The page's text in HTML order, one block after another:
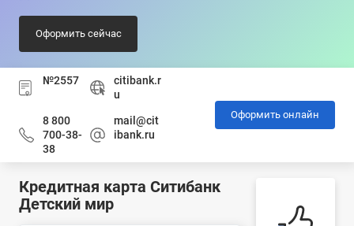
Оформить сейчас
№2557
citibank.r
u
8 800
700-38-
38
mail@cit
ibank.ru
Оформить онлайн
Кредитная карта Ситибанк
Детский мир